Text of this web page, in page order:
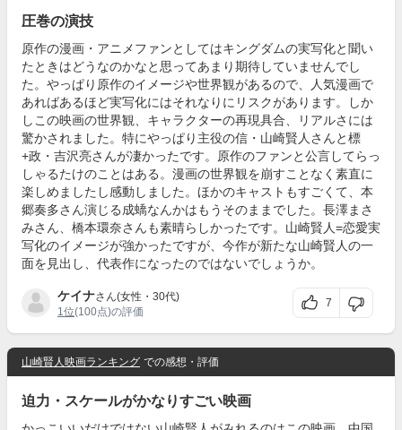
圧巻の演技
原作の漫画・アニメファンとしてはキングダムの実写化と聞い
たときはどうなのかなと思ってあまり期待していませんでし
た。やっぱり原作のイメージや世界観があるので、人気漫画で
あればあるほど実写化にはそれなりにリスクがあります。しか
しこの映画の世界観、キャラクターの再現具合、リアルさには
驚かされました。特にやっぱり主役の信・山崎賢人さんと標
+政・吉沢亮さんが凄かったです。原作のファンと公言してらっ
しゃるたけのことはある。漫画の世界観を崩すことなく素直に
楽しめましたし感動しました。ほかのキャストもすごくて、本
郷奏多さん演じる成蟜なんかはもうそのままでした。長澤まさ
みさん、橋本環奈さんも素晴らしかったです。山崎賢人=恋愛実
写化のイメージが強かったですが、今作が新たな山崎賢人の一
面を見出し、代表作になったのではないでしょうか。
ケイナさん(女性・30代)
1位(100点)の評価
7
山崎賢人映画ランキング での感想・評価
迫力・スケールがかなりすごい映画